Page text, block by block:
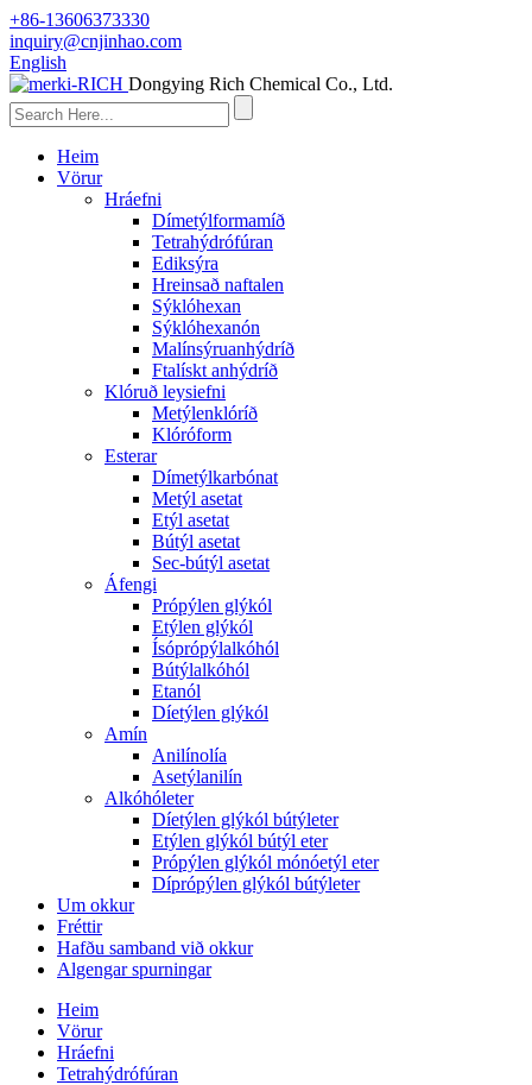
+86-13606373330
inquiry@cnjinhao.com
English
Dongying Rich Chemical Co., Ltd.
Heim
Vörur
Hráefni
Dímetýlformamíð
Tetrahýdrófúran
Ediksýra
Hreinsað naftalen
Sýklóhexan
Sýklóhexanón
Malínsýruanhýdríð
Ftalískt anhýdríð
Klóruð leysiefni
Metýlenklóríð
Klóróform
Esterar
Dímetýlkarbónat
Metýl asetat
Etýl asetat
Bútýl asetat
Sec-bútýl asetat
Áfengi
Própýlen glýkól
Etýlen glýkól
Ísóprópýlalkóhól
Bútýlalkóhól
Etanól
Díetýlen glýkól
Amín
Anilínolía
Asetýlanilín
Alkóhóleter
Díetýlen glýkól bútýleter
Etýlen glýkól bútýl eter
Própýlen glýkól mónóetýl eter
Díprópýlen glýkól bútýleter
Um okkur
Fréttir
Hafðu samband við okkur
Algengar spurningar
Heim
Vörur
Hráefni
Tetrahýdrófúran